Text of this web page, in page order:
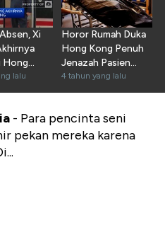
Xi
Hong
lalu
Horor Rumah Duka
Hong Kong Penuh
Jenazah Pasien
Covid-19
4 tahun yang lalu
- Para pencinta seni
pekan mereka karena